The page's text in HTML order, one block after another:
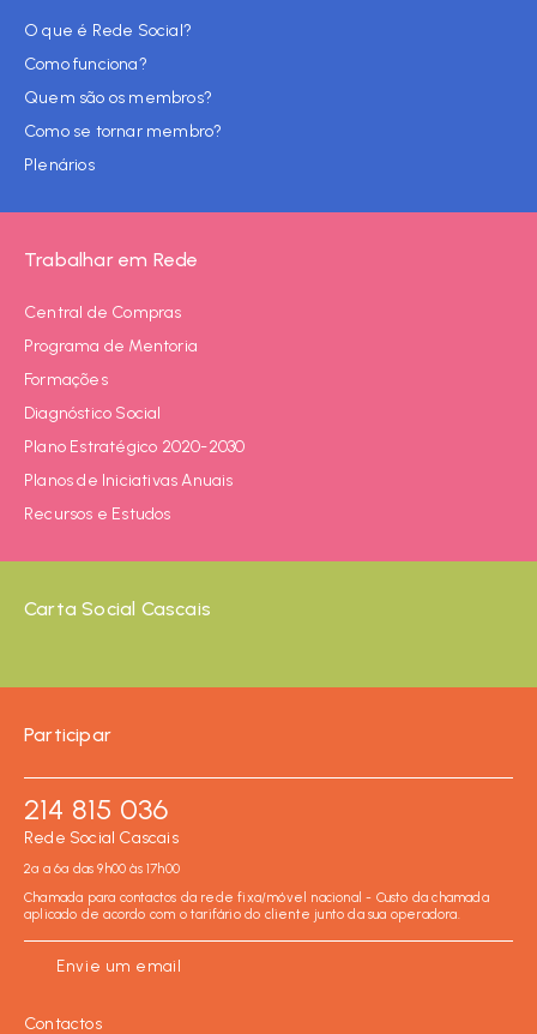
O que é Rede Social?
Como funciona?
Quem são os membros?
Como se tornar membro?
Plenários
Trabalhar em Rede
Central de Compras
Programa de Mentoria
Formações
Diagnóstico Social
Plano Estratégico 2020-2030
Planos de Iniciativas Anuais
Recursos e Estudos
Carta Social Cascais
Participar
214 815 036
Rede Social Cascais
2ª a 6ª das 9h00 às 17h00
Chamada para contactos da rede fixa/móvel nacional - Custo da chamada
aplicado de acordo com o tarifário do cliente junto da sua operadora.
Envie um email
Contactos